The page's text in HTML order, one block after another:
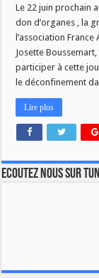
Le 22 juin prochain
don d’organes , la
l’association
Josette
participer à cette
le déconfinement
Lire plus
Ecoutez nous sur